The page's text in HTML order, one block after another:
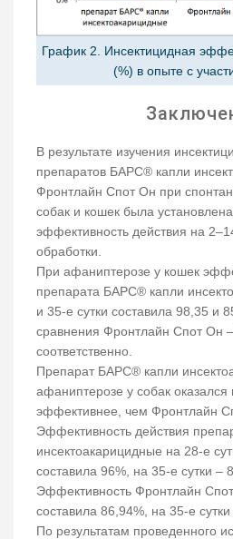
График 2. Инсектицидная
(%) в опыте с
В результате изучения
препаратов БАРС® капли
Фронтлайн Спот Он при
собак и кошек была
эффективность действия на
обработки.
При афаниптерозе у кошек
препарата БАРС® капли
и 35-е сутки составила 98,35 и
сравнения Фронтлайн Спот Он
соответственно.
Препарат БАРС® капли
афаниптерозе у собак оказался
эффективнее, чем Фронтлайн
Эффективность действия
инсектоакарицидные на 28-е
составила 96%, на 35-е сутки –
Эффективность Фронтлайн
составила 86,94%, на 35-е сутки
По результатам проведенного